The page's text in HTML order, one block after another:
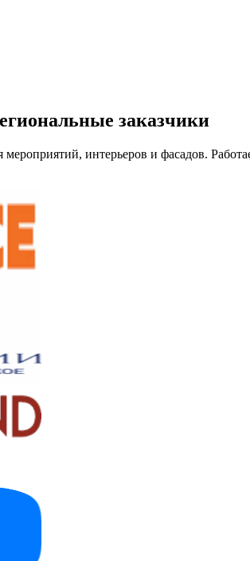
заказчики
интерьеров и фасадов.